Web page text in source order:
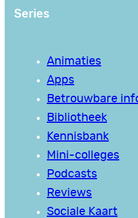
Series
Animaties
Apps
Betrouwbare
Bibliotheek
Kennisbank
Mini-colleges
Podcasts
Reviews
Sociale Kaart